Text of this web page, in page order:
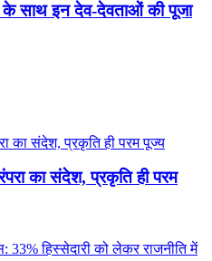
के साथ इन देव-देवताओं की पूजा
का संदेश, प्रकृति ही परम